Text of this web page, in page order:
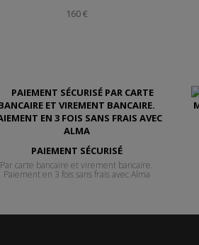
160 €
PAIEMENT SÉCURISÉ
Par carte bancaire et virement bancaire.
Paiement en 3 fois sans frais avec Alma